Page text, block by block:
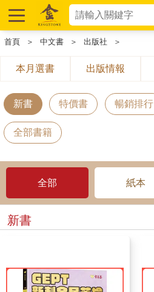
首頁 ＞ 中文書 ＞ 出版社 ＞
本月選書 出版情報
新書 特價書 暢銷排行
全部書籍
全部 紙本
新書